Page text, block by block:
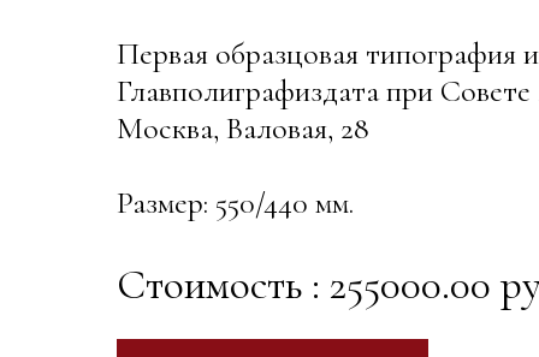
Первая образцовая
Главполиграфиздата при
Москва, Валовая, 28
Размер: 550/440 мм.
Стоимость : 255000.00